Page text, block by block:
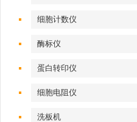
细胞计数仪
酶标仪
蛋白转印仪
细胞电阻仪
洗板机